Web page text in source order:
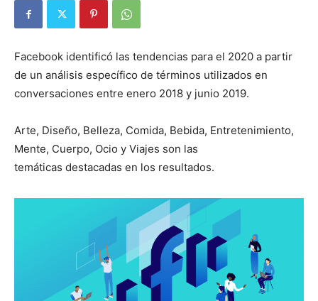
Facebook identificó las tendencias para el 2020 a partir
de un análisis específico de términos utilizados en
conversaciones entre enero 2018 y junio 2019.
Arte, Diseño, Belleza, Comida, Bebida, Entretenimiento,
Mente, Cuerpo, Ocio y Viajes son las
temáticas destacadas en los resultados.